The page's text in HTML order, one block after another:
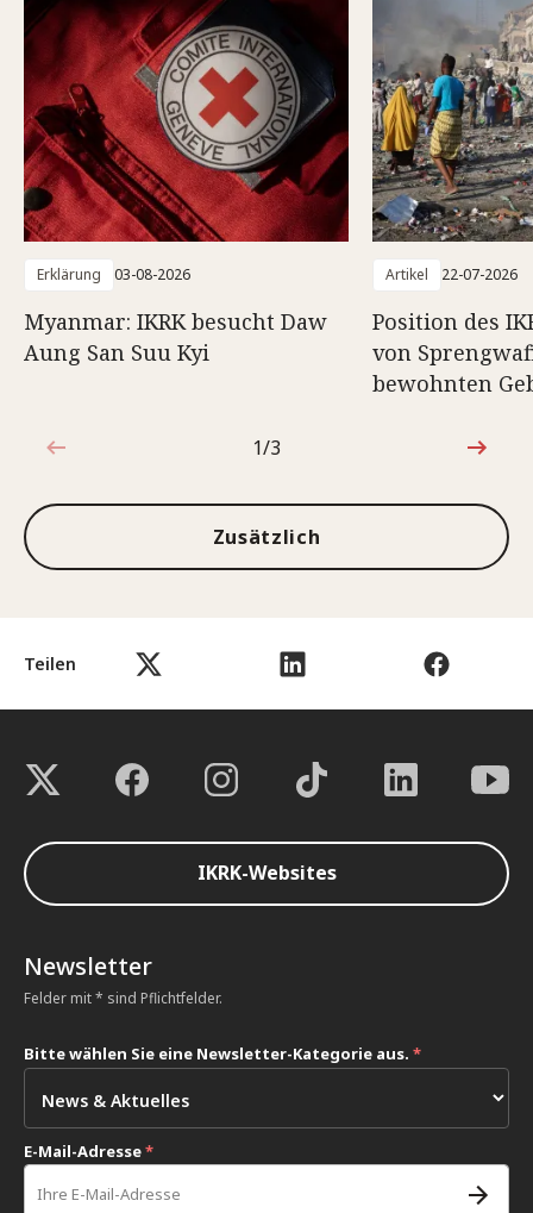
Teilen
Erklärung 03-08-2026
Myanmar: IKRK besucht Daw
Aung San Suu Kyi
Artikel 22-07-2026
Position des
von
bewohnten
1von3
1/3
Zusätzlich
IKRK-Websites
Newsletter
Felder mit * sind Pflichtfelder.
Bitte wählen Sie eine Newsletter-Kategorie aus. *
E-Mail-Adresse*